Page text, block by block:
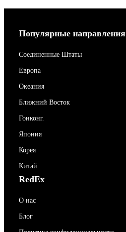
Популярные направления
Соединенные Штаты
Европа
Океания
Ближний Восток
Гонконг.
Япония
Корея
Китай
RedEx
О нас
Блог